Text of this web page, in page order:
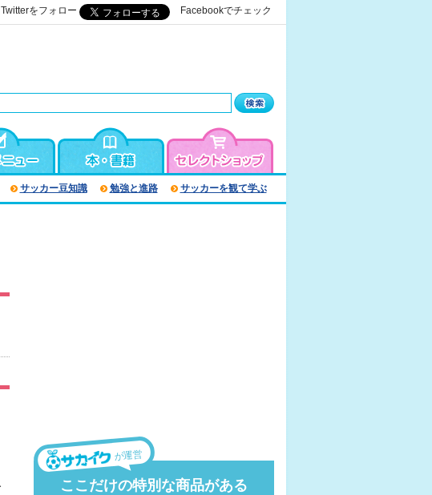
Twitterをフォロー Facebookでチェック
サッカー豆知識 勉強と進路 サッカーを観て学ぶ
が運営
ここだけの特別な商品がある